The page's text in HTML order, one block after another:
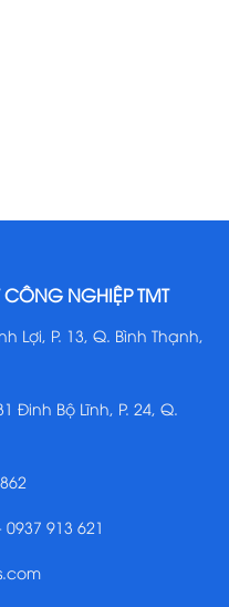
CÔNG NGHIỆP TMT
Lợi, P. 13, Q. Bình Thạnh,
Đinh Bộ Lĩnh, P. 24, Q.
913 621